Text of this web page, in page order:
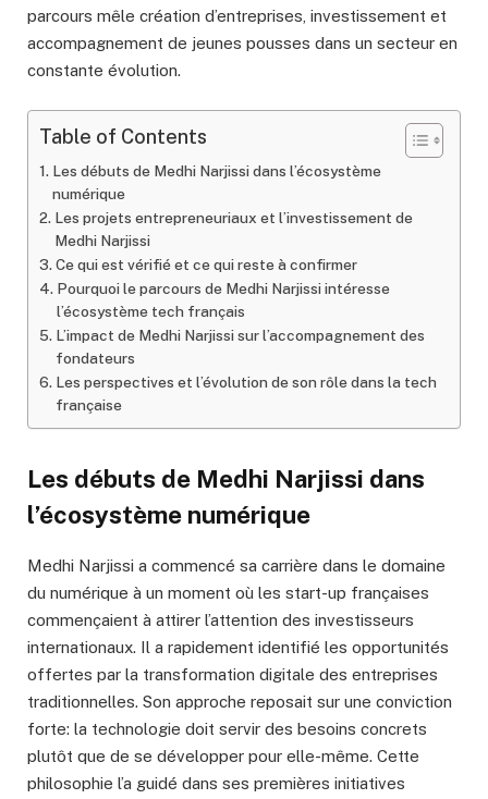
parcours mêle création d’entreprises, investissement et
accompagnement de jeunes pousses dans un secteur en
constante évolution.
Table of Contents
Les débuts de Medhi Narjissi dans l’écosystème
numérique
Les projets entrepreneuriaux et l’investissement de
Medhi Narjissi
Ce qui est vérifié et ce qui reste à confirmer
Pourquoi le parcours de Medhi Narjissi intéresse
l’écosystème tech français
L’impact de Medhi Narjissi sur l’accompagnement des
fondateurs
Les perspectives et l’évolution de son rôle dans la tech
française
Les débuts de Medhi Narjissi dans
l’écosystème numérique
Medhi Narjissi a commencé sa carrière dans le domaine
du numérique à un moment où les start-up françaises
commençaient à attirer l’attention des investisseurs
internationaux. Il a rapidement identifié les opportunités
offertes par la transformation digitale des entreprises
traditionnelles. Son approche reposait sur une conviction
forte: la technologie doit servir des besoins concrets
plutôt que de se développer pour elle-même. Cette
philosophie l’a guidé dans ses premières initiatives